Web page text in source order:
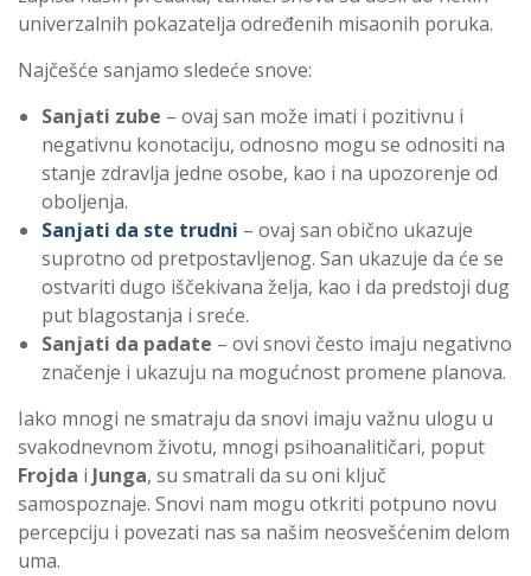
univerzalnih pokazatelja određenih misaonih poruka.
Najčešće sanjamo sledeće snove:
Sanjati zube – ovaj san može imati i pozitivnu i
negativnu konotaciju, odnosno mogu se odnositi na
stanje zdravlja jedne osobe, kao i na upozorenje od
oboljenja.
Sanjati da ste trudni – ovaj san obično ukazuje
suprotno od pretpostavljenog. San ukazuje da će se
ostvariti dugo iščekivana želja, kao i da predstoji dug
put blagostanja i sreće.
Sanjati da padate – ovi snovi često imaju negativno
značenje i ukazuju na mogućnost promene planova.
Iako mnogi ne smatraju da snovi imaju važnu ulogu u
svakodnevnom životu, mnogi psihoanalitičari, poput
Frojda i Junga, su smatrali da su oni ključ
samospoznaje. Snovi nam mogu otkriti potpuno novu
percepciju i povezati nas sa našim neosvešćenim delom
uma.